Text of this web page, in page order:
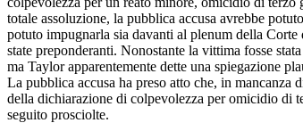
totale assoluzione, la pubblica accusa avrebbe
potuto impugnarla sia davanti al plenum della
state preponderanti. Nonostante la vittima fosse
ma Taylor apparentemente dette una spiegazione
La pubblica accusa ha preso atto che, in
della dichiarazione di colpevolezza per omicidio di
seguito prosciolte.